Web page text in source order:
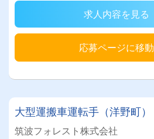
求人内容を見る
応募ページに移動
大型運搬車運転手（洋野町）
筑波フォレスト株式会社